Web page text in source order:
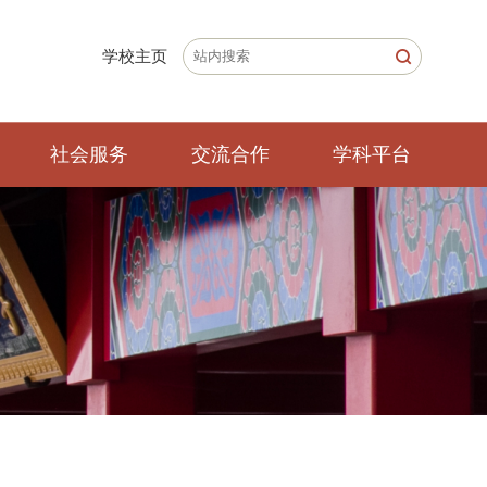
学校主页
社会服务 交流合作 学科平台